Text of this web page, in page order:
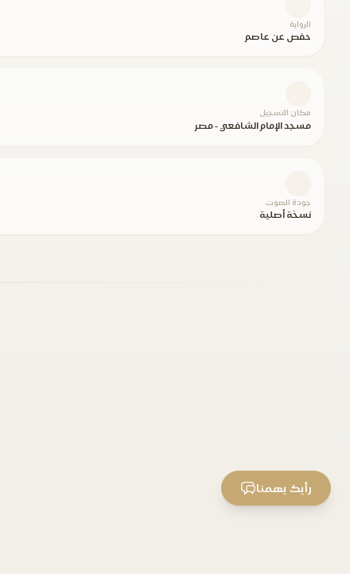
الرواية
حفص عن عاصم
مكان التسجيل
مسجد الإمام الشافعي - مصر
جودة الصوت
نسخة أصلية
رأيك يهمنا